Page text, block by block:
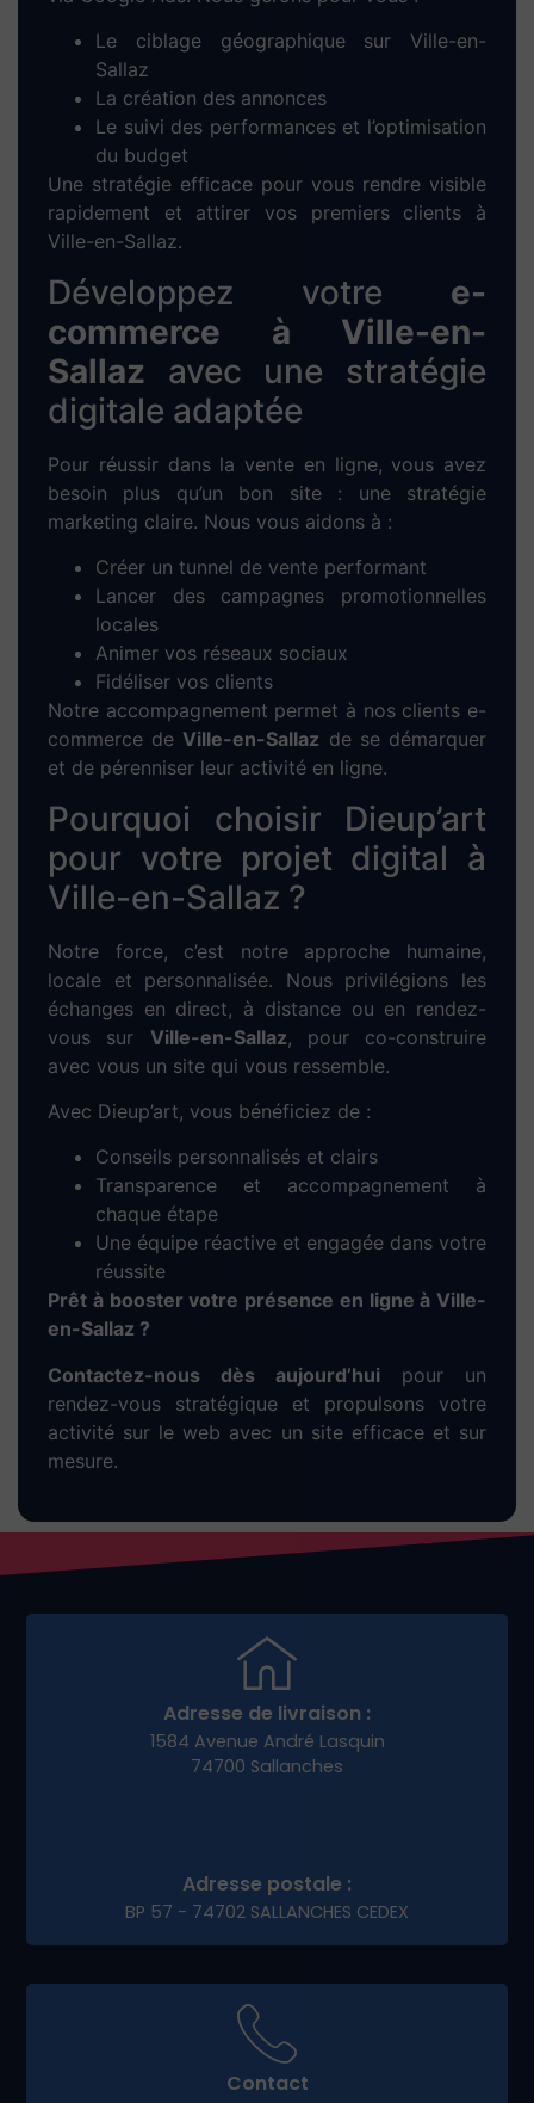
développement technique et configuration
responsive pour mobile/tablette.
5. Tests & mise en ligne :
optimisation des performances et
publication du site.
6. Formation & accompagnement :
Prise
en main de votre site + support technique
sur mesure pour gérer vos contenus en
Optimisez votre visibilité
grâce au
référencement
SEO à Ville-en-Sallaz
Un site sans trafic est un site invisible. C’est
pourquoi nous intégrons une stratégie de
référencement naturel(SEO) dès la création
du site. Nos actions clés :
Recherche demots-clés locauxpertinents
pour Ville-en-Sallaz
Optimisation des balises HTML (title, h1-
h2, meta-description, etc.)
Création decontenus uniques
engageants
Optimisation des performances techniques
et mobiles
les résultats de Google pour les recherches
locales liées à votre activité.
Boostez rapidement votre
activité avec lapublicité
Google Ads à Ville-en-
Sallaz
Pour générer des leads dès les premiers jours,
nous proposons des campagnes SEA locales
Le ciblage géographique sur Ville-en-
Sallaz
La création des annonces
Le suivi des performances et l’optimisation
du budget
Une stratégie efficace pour vous rendre visible
Ville-en-Sallaz.
Développez votre e-
commerce à Ville-en-
digitale adaptée
marketing claire. Nous vous aidons à :
Créer un tunnel de vente performant
Lancer des campagnes promotionnelles
Ville-en-Sallazde se démarquer
et de pérenniser leur activité en ligne.
Pourquoi choisir Dieup’art
pour votre projet digital à
Ville-en-Sallaz ?
Notre force, c’est notre approche humaine,